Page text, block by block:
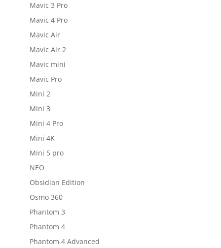
Mavic 3 Pro
Mavic 4 Pro
Mavic Air
Mavic Air 2
Mavic mini
Mavic Pro
Mini 2
Mini 3
Mini 4 Pro
Mini 4K
Mini 5 pro
NEO
Obsidian Edition
Osmo 360
Phantom 3
Phantom 4
Phantom 4 Advanced